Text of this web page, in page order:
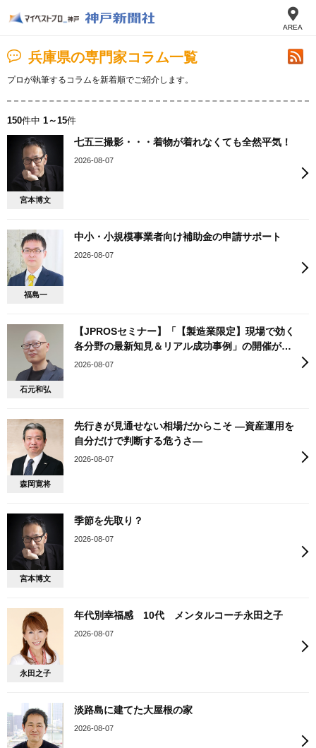
AREA
兵庫県の専門家コラム一覧
プロが執筆するコラムを新着順でご紹介します。
150件中 1～15件
宮本博文
七五三撮影・・・着物が着れなくても全然平気！
2026-08-07
福島一
中小・小規模事業者向け補助金の申請サポート
2026-08-07
石元和弘
【JPROSセミナー】「【製造業限定】現場で効く
各分野の最新知見＆リアル成功事例」の開催が決
定
2026-08-07
森岡寛将
先行きが見通せない相場だからこそ ―資産運用を
自分だけで判断する危うさ―
2026-08-07
宮本博文
季節を先取り？
2026-08-07
永田之子
年代別幸福感 10代 メンタルコーチ永田之子
2026-08-07
淡路島に建てた大屋根の家
2026-08-07